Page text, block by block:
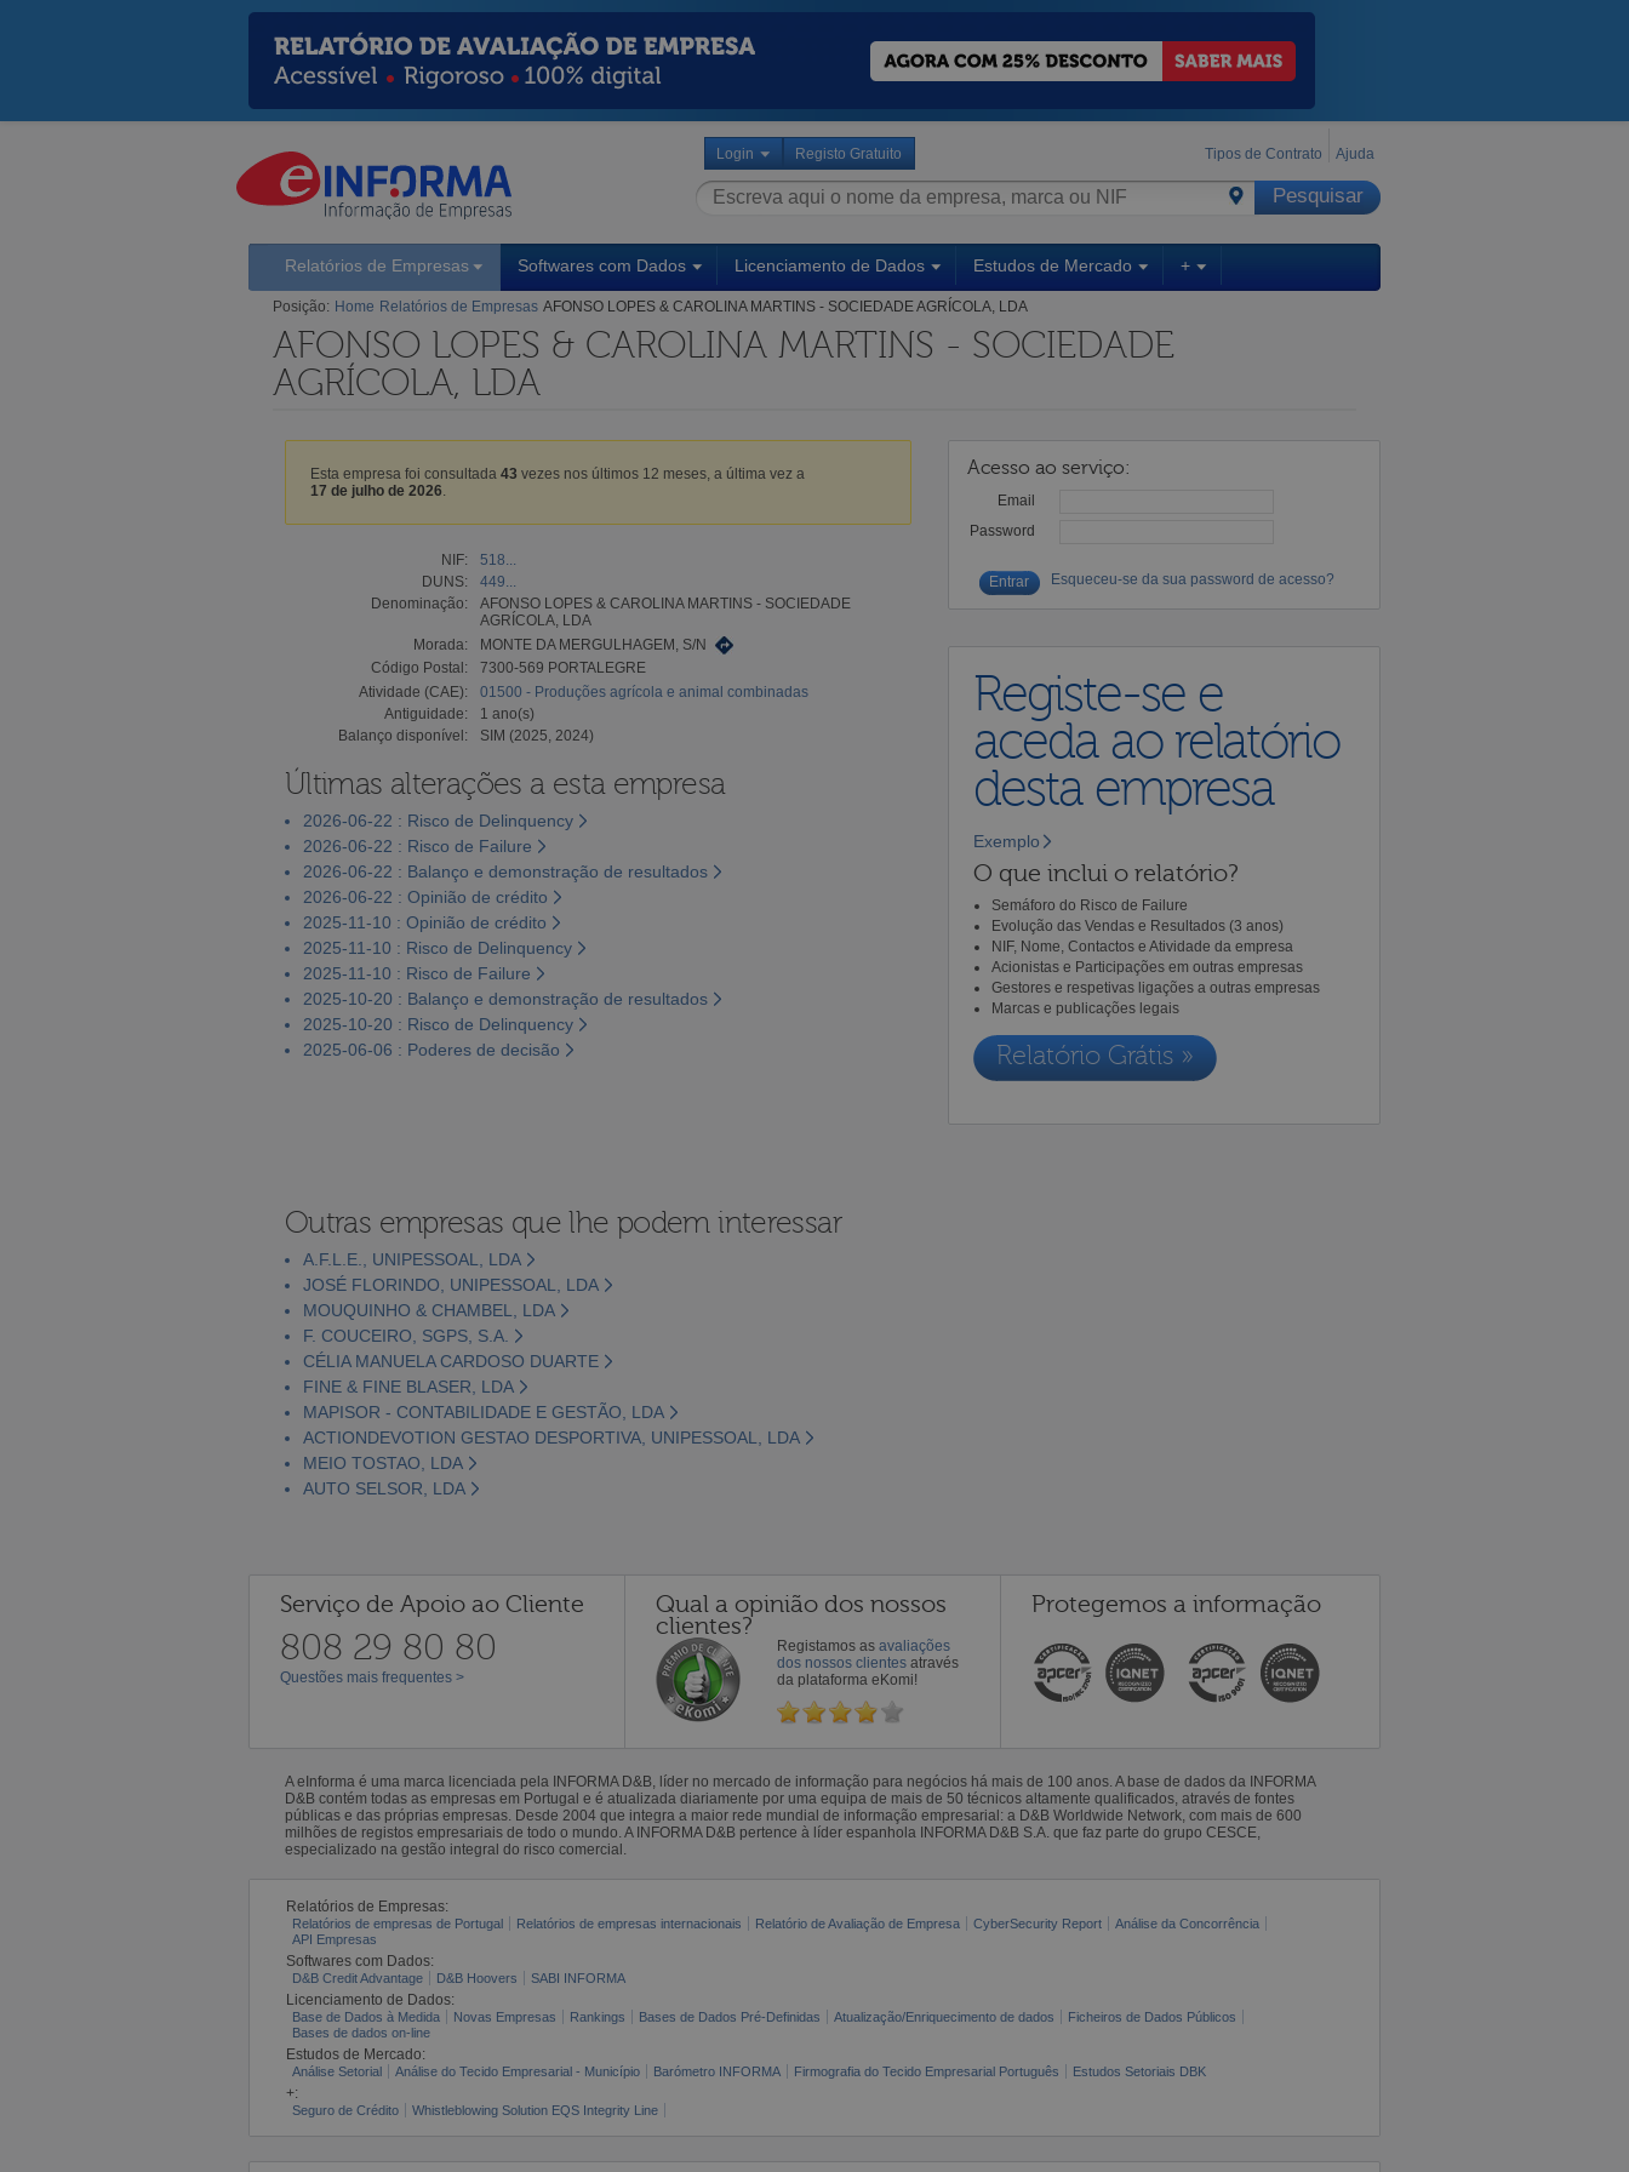
Login Registo Gratuito Tipos de Contrato Ajuda
Relatórios de Empresas Softwares com Dados Licenciamento de Dados Estudos de Mercado +
Posição: Home Relatórios de Empresas AFONSO LOPES & CAROLINA MARTINS - SOCIEDADE AGRÍCOLA, LDA
AFONSO LOPES & CAROLINA MARTINS - SOCIEDADE
AGRÍCOLA, LDA
Esta empresa foi consultada 43 vezes nos últimos 12 meses, a última vez a
17 de julho de 2026
NIF:
518...
DUNS:
449...
Denominação:
AFONSO LOPES & CAROLINA MARTINS - SOCIEDADE
AGRÍCOLA, LDA
Morada:
MONTE DA MERGULHAGEM, S/N
Código Postal:
7300-569 PORTALEGRE
Atividade (CAE):
01500 - Produções agrícola e animal combinadas
Antiguidade:
1 ano(s)
Balanço disponível:
SIM (2025, 2024)
Últimas alterações a esta empresa
2026-06-22 : Risco de Delinquency
2026-06-22 : Risco de Failure
2026-06-22 : Balanço e demonstração de resultados
2026-06-22 : Opinião de crédito
2025-11-10 : Opinião de crédito
2025-11-10 : Risco de Delinquency
2025-11-10 : Risco de Failure
2025-10-20 : Balanço e demonstração de resultados
2025-10-20 : Risco de Delinquency
2025-06-06 : Poderes de decisão
Acesso ao serviço:
Email
Password
Esqueceu-se da sua password de acesso?
Registe-se e
aceda ao relatório
desta empresa
Exemplo
O que inclui o relatório?
Semáforo do Risco de Failure
Evolução das Vendas e Resultados (3 anos)
NIF, Nome, Contactos e Atividade da empresa
Acionistas e Participações em outras empresas
Gestores e respetivas ligações a outras empresas
Marcas e publicações legais
Relatório Grátis »
Outras empresas que lhe podem interessar
A.F.L.E., UNIPESSOAL, LDA
JOSÉ FLORINDO, UNIPESSOAL, LDA
MOUQUINHO & CHAMBEL, LDA
F. COUCEIRO, SGPS, S.A.
CÉLIA MANUELA CARDOSO DUARTE
FINE & FINE BLASER, LDA
MAPISOR - CONTABILIDADE E GESTÃO, LDA
ACTIONDEVOTION GESTAO DESPORTIVA, UNIPESSOAL, LDA
MEIO TOSTAO, LDA
AUTO SELSOR, LDA
Serviço de Apoio ao Cliente
808 29 80 80
Questões mais frequentes >
Qual a opinião dos nossos
clientes?
Registamos as avaliações
dos nossos clientes através
da plataforma eKomi!
Protegemos a informação
A eInforma é uma marca licenciada pela INFORMA D&B, líder no mercado de informação para negócios há mais de 100 anos. A base de dados da INFORMA
D&B contém todas as empresas em Portugal e é atualizada diariamente por uma equipa de mais de 50 técnicos altamente qualificados, através de fontes
públicas e das próprias empresas. Desde 2004 que integra a maior rede mundial de informação empresarial: a D&B Worldwide Network, com mais de 600
milhões de registos empresariais de todo o mundo. A INFORMA D&B pertence à líder espanhola INFORMA D&B S.A. que faz parte do grupo CESCE,
especializado na gestão integral do risco comercial.
Relatórios de Empresas:
Relatórios de empresas de Portugal Relatórios de empresas internacionais Relatório de Avaliação de Empresa CyberSecurity Report
Análise da Concorrência
API Empresas
Softwares com Dados:
D&B Credit Advantage D&B Hoovers SABI INFORMA
Licenciamento de Dados:
Base de Dados à Medida Novas Empresas Rankings Bases de Dados Pré-Definidas Atualização/Enriquecimento de dados
Ficheiros de Dados Públicos
Bases de dados on-line
Estudos de Mercado:
Análise Setorial Análise do Tecido Empresarial - Município Barómetro INFORMA Firmografia do Tecido Empresarial Português Estudos Setoriais DBK
+:
Seguro de Crédito Whistleblowing Solution EQS Integrity Line